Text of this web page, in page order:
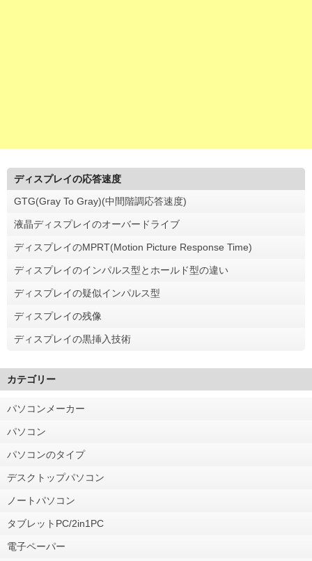
ディスプレイの応答速度
GTG(Gray To Gray)(中間階調応答速度)
液晶ディスプレイのオーバードライブ
ディスプレイのMPRT(Motion Picture Response Time)
ディスプレイのインパルス型とホールド型の違い
ディスプレイの疑似インパルス型
ディスプレイの残像
ディスプレイの黒挿入技術
カテゴリー
パソコンメーカー
パソコン
パソコンのタイプ
デスクトップパソコン
ノートパソコン
タブレットPC/2in1PC
電子ペーパー